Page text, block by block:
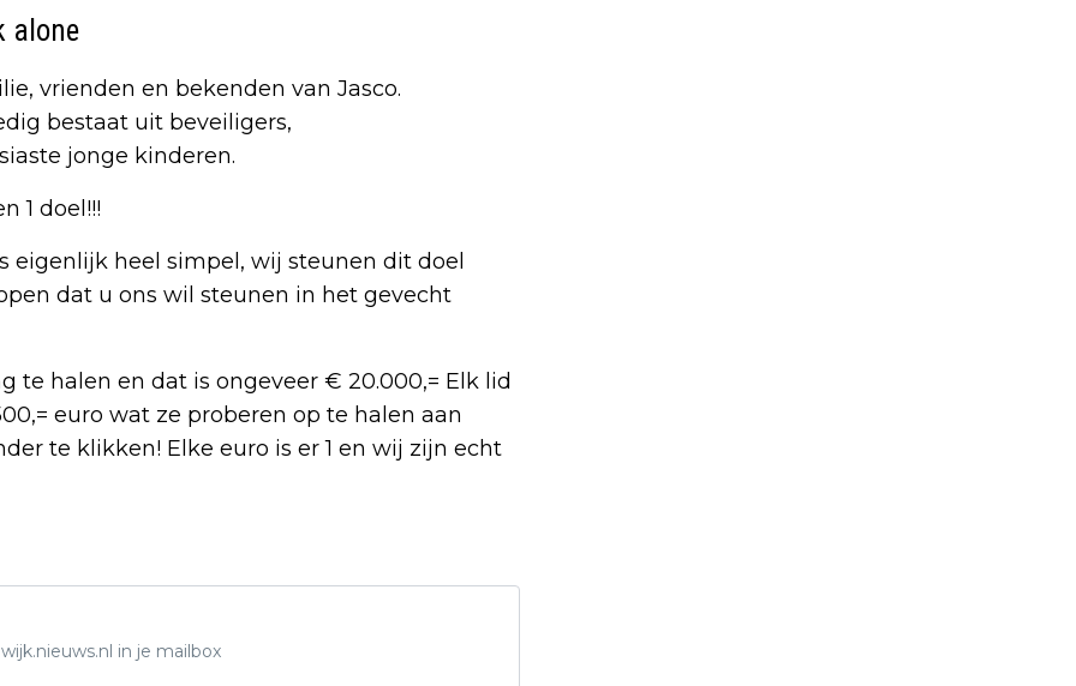
alone
vrienden en bekenden van Jasco.
bestaat uit beveiligers,
jonge kinderen.
1 doel!!!
eigenlijk heel simpel, wij steunen dit doel
dat u ons wil steunen in het gevecht
te halen en dat is ongeveer € 20.000,= Elk lid
euro wat ze proberen op te halen aan
te klikken! Elke euro is er 1 en wij zijn echt
in je mailbox